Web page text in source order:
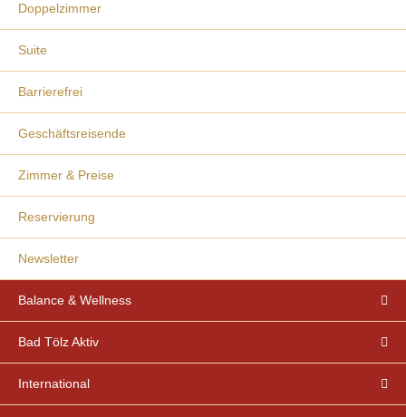
Doppelzimmer
Suite
Barrierefrei
Geschäftsreisende
Zimmer & Preise
Reservierung
Newsletter
Balance & Wellness
Bad Tölz Aktiv
International